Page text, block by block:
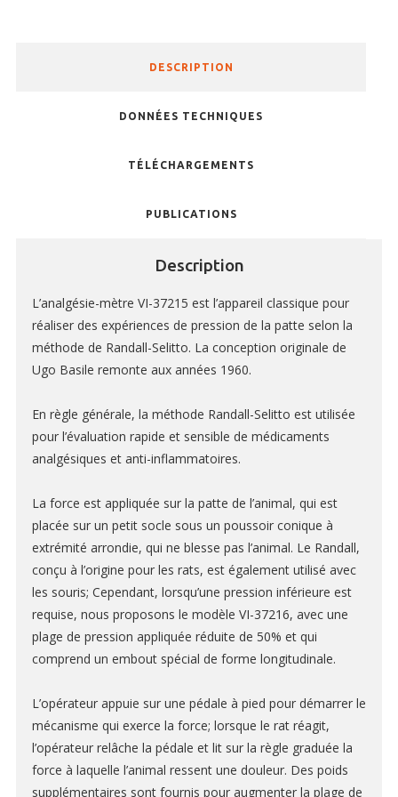
PINCES EMPORTE PIÈCE
GILETS
COLLERETTES
SOUS-GILETS
HOUSSES ET SACS
MICRO-INJECTEURS
CANULES DE GAVAGE
CANULES POUR MICRO-INJECTION CÉRÉBRALE
POMPES POUSSE-SERINGUES & POMPES PÉRISTALTIQUES
POMPES OSMOTIQUES
PRÉLEVEMENTS SANGUIN
DESCRIPTION
DONNÉES TECHNIQUES
TÉLÉCHARGEMENTS
PUBLICATIONS
Description
L’analgésie-mètre VI-37215 est l’appareil classique pour
réaliser des expériences de pression de la patte selon la
méthode de Randall-Selitto. La conception originale de
Ugo Basile remonte aux années 1960.
En règle générale, la méthode Randall-Selitto est utilisée
pour l’évaluation rapide et sensible de médicaments
analgésiques et anti-inflammatoires.
La force est appliquée sur la patte de l’animal, qui est
placée sur un petit socle sous un poussoir conique à
extrémité arrondie, qui ne blesse pas l’animal. Le Randall,
conçu à l’origine pour les rats, est également utilisé avec
les souris; Cependant, lorsqu’une pression inférieure est
requise, nous proposons le modèle VI-37216, avec une
plage de pression appliquée réduite de 50% et qui
comprend un embout spécial de forme longitudinale.
L’opérateur appuie sur une pédale à pied pour démarrer le
mécanisme qui exerce la force; lorsque le rat réagit,
l’opérateur relâche la pédale et lit sur la règle graduée la
force à laquelle l’animal ressent une douleur. Des poids
supplémentaires sont fournis pour augmenter la plage de